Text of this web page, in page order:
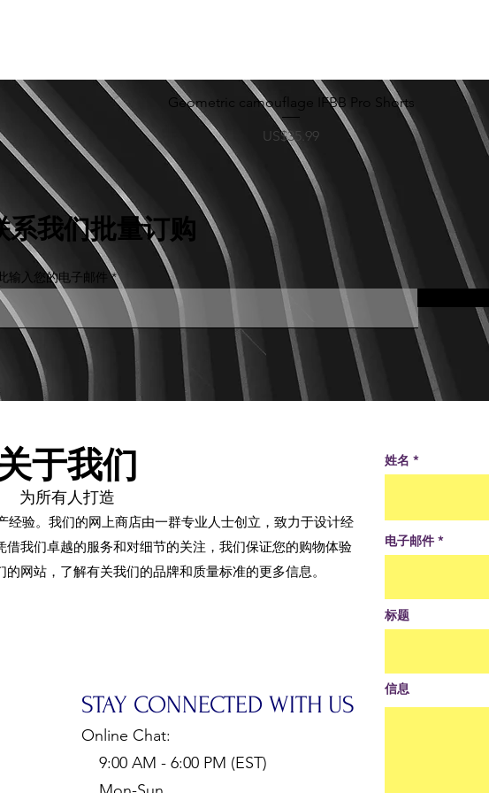
快速瀏覽
Geometric camouflage IFBB Pro Shorts
價格
US$35.99
系我们批量订购
输入您的电子邮件
于我们
为所有人打造
经验。我们的网上商店由一群专业人士创立，致力于设计经
我们卓越的服务和对细节的关注，我们保证您的购物体验
网站，了解有关我们的品牌和质量标准的更多信息。
STAY CONNECTED WITH US
Online Chat:
9:00 AM - 6:00 PM (EST)
姓名
电子邮件
标题
信息